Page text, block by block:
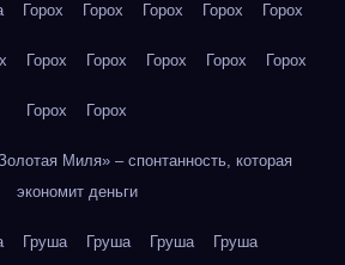
Горох Горох Горох Горох Горох
Горох Горох Горох Горох Горох
Горох Горох
Миля» – спонтанность, которая
экономит деньги
Груша Груша Груша Груша